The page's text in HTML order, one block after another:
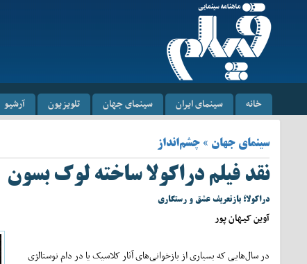
خانه سینمای ایران سینمای جهان تلویزیون آرشیو
سینمای جهان » چشم‌انداز
نقد فیلم دراکولا ساخته لوک بسون
دراکولا؛ بازتعریف عشق و رستگاری
آوین کیهان پور
در سال‌هایی که بسیاری از بازخوانی‌های آثار کلاسیک یا در دام نوستالژی